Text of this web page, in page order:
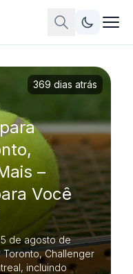
–
Você
de agosto de
Toronto, Challenger
incluindo
369 dias atrás